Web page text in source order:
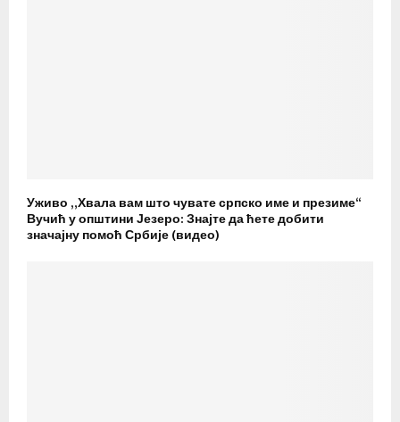
Уживо „Хвала вам што чувате српско име и презиме“
Вучић у општини Језеро: Знајте да ћете добити
значајну помоћ Србије (видео)